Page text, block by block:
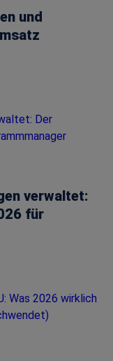
und
verwaltet:
für